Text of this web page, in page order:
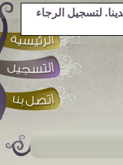
لتسجيل الرجاء